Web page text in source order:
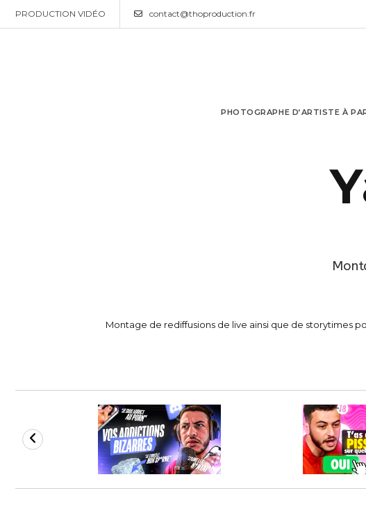
PRODUCTION VIDÉO contact@thoproduction.fr
PHOTOGRAPHE D’ARTISTE À
Y
Mont
Montage de rediffusions de live ainsi que de storytimes